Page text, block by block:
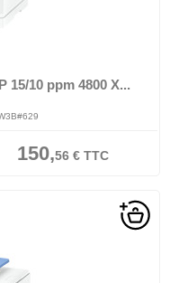
15/10 ppm 4800 X...
150,56€TTC